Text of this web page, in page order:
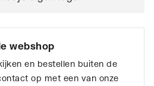
webshop
en bestellen buiten de
op met een van onze